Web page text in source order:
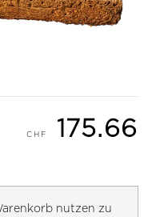
175.66
nutzen zu